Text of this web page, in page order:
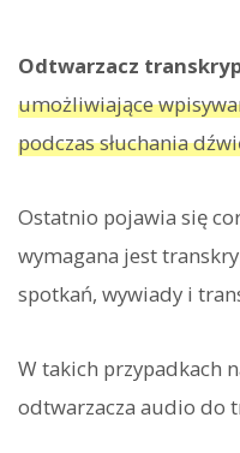
Odtwarzacz
umożliwiające
podczas słuchania
Ostatnio pojawia się
wymagana jest
spotkań, wywiady i
W takich przypadkach
odtwarzacza audio do